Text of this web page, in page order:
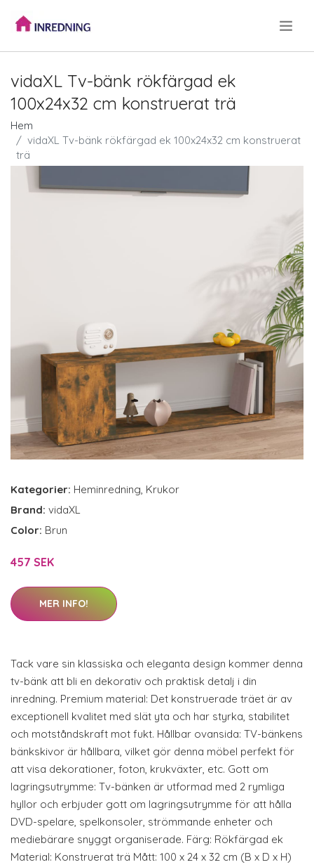
vidaXL Tv-bänk rökfärgad ek
100x24x32 cm konstruerat trä
Hem
vidaXL Tv-bänk rökfärgad ek 100x24x32 cm konstruerat
trä
Kategorier: Heminredning, Krukor
Brand: vidaXL
Color: Brun
457 SEK
MER INFO!
Tack vare sin klassiska och eleganta design kommer denna
tv-bänk att bli en dekorativ och praktisk detalj i din
inredning. Premium material: Det konstruerade träet är av
exceptionell kvalitet med slät yta och har styrka, stabilitet
och motståndskraft mot fukt. Hållbar ovansida: TV-bänkens
bänkskivor är hållbara, vilket gör denna möbel perfekt för
att visa dekorationer, foton, krukväxter, etc. Gott om
lagringsutrymme: Tv-bänken är utformad med 2 rymliga
hyllor och erbjuder gott om lagringsutrymme för att hålla
DVD-spelare, spelkonsoler, strömmande enheter och
mediebärare snyggt organiserade. Färg: Rökfärgad ek
Material: Konstruerat trä Mått: 100 x 24 x 32 cm (B x D x H)